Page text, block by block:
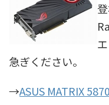
急ぎください。
→ASUS MATRIX